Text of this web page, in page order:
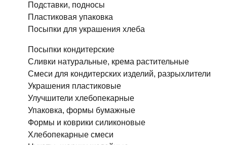
Подставки, подносы
Пластиковая упаковка
Посыпки для украшения хлеба
Посыпки кондитерские
Сливки натуральные, крема растительные
Смеси для кондитерских изделий, разрыхлители
Украшения пластиковые
Улучшители хлебопекарные
Упаковка, формы бумажные
Формы и коврики силиконовые
Хлебопекарные смеси